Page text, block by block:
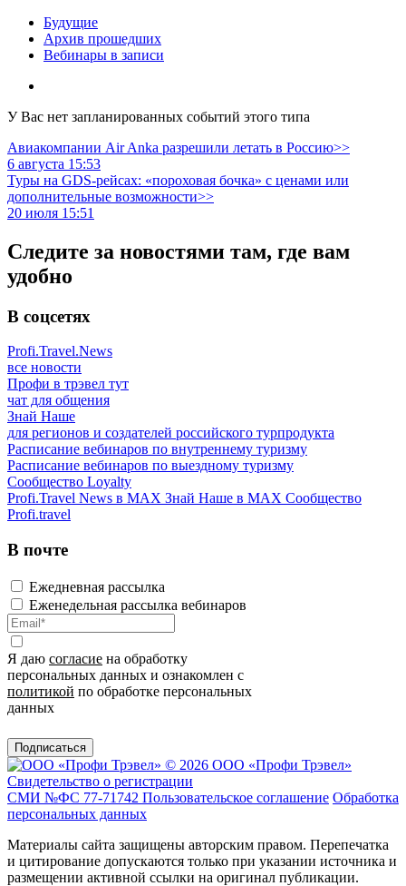
Будущие
Архив прошедших
Вебинары в записи
У Вас нет запланированных событий этого типа
Авиакомпании Air Anka разрешили летать в Россию>>
6 августа 15:53
Туры на GDS-рейсах: «пороховая бочка» с ценами или
дополнительные возможности>>
20 июля 15:51
Следите за новостями там, где вам
удобно
В соцсетях
Profi.Travel.News
все новости
Профи в трэвел тут
чат для общения
Знай Наше
для регионов и создателей российского турпродукта
Расписание вебинаров по внутреннему туризму
Расписание вебинаров по выездному туризму
Сообщество Loyalty
Profi.Travel News в MAX Знай Наше в MAX Сообщество
Profi.travel
В почте
Ежедневная рассылка
Еженедельная рассылка вебинаров
Я даю согласие на обработку
персональных данных и ознакомлен с
политикой по обработке персональных
данных
Подписаться
© 2026 ООО «Профи Трэвeл»
Свидетельство о регистрации
СМИ №ФС 77-71742 Пользовательское соглашение Обработка
персональных данных
Материалы сайта защищены авторским правом. Перепечатка
и цитирование допускаются только при указании источника и
размещении активной ссылки на оригинал публикации.